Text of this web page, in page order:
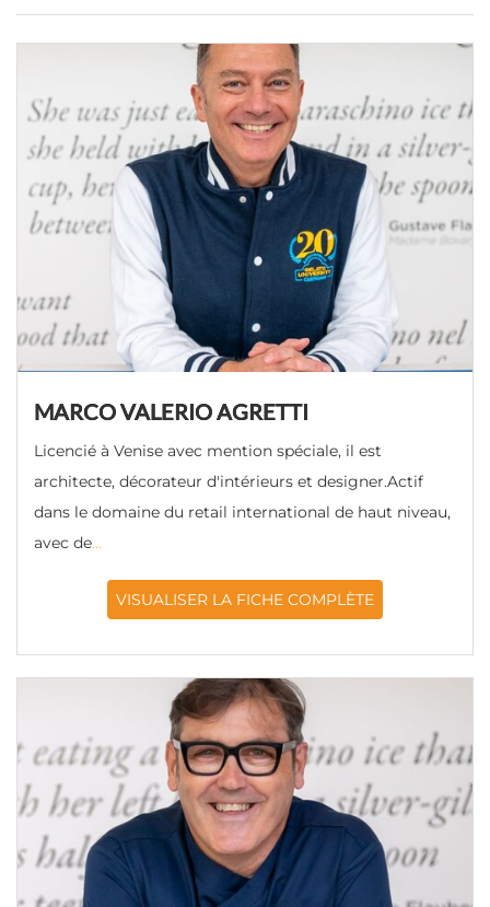
MARCO VALERIO AGRETTI
Licencié à Venise avec mention spéciale, il est
architecte, décorateur d'intérieurs et designer.Actif
dans le domaine du retail international de haut niveau,
avec de...
VISUALISER LA FICHE COMPLÈTE